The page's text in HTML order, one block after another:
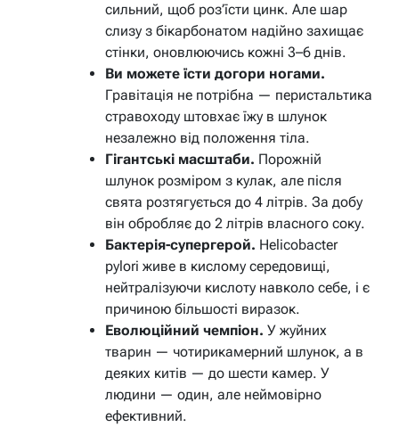
сильний, щоб роз’їсти цинк. Але шар
слизу з бікарбонатом надійно захищає
стінки, оновлюючись кожні 3–6 днів.
Ви можете їсти догори ногами.
Гравітація не потрібна — перистальтика
стравоходу штовхає їжу в шлунок
незалежно від положення тіла.
Гігантські масштаби. Порожній
шлунок розміром з кулак, але після
свята розтягується до 4 літрів. За добу
він обробляє до 2 літрів власного соку.
Бактерія-супергерой. Helicobacter
pylori живе в кислому середовищі,
нейтралізуючи кислоту навколо себе, і є
причиною більшості виразок.
Еволюційний чемпіон. У жуйних
тварин — чотирикамерний шлунок, а в
деяких китів — до шести камер. У
людини — один, але неймовірно
ефективний.